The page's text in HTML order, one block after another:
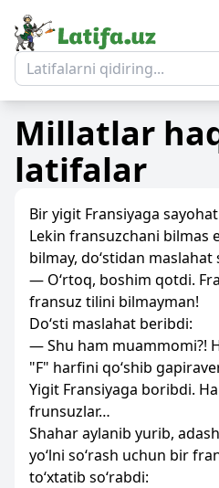
Millatlar
latifalar
Bir yigit Fransiyaga
Lekin fransuzchani bilmas
bilmay, do‘stidan maslahat
— O‘rtoq, boshim qotdi.
fransuz tilini bilmayman!
Do‘sti maslahat beribdi:
— Shu ham muammomi?!
"F" harfini qo‘shib
Yigit Fransiyaga boribdi.
frunsuzlar…
Shahar aylanib yurib,
yo‘lni so‘rash uchun bir
to‘xtatib so‘rabdi: